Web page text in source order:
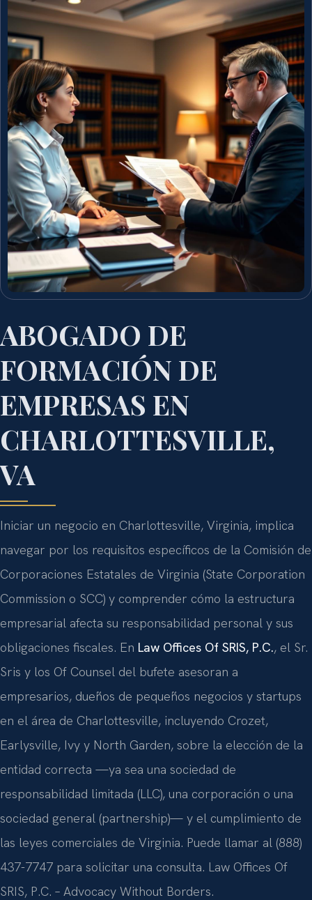
ABOGADO DE
FORMACIÓN DE
EMPRESAS EN
CHARLOTTESVILLE,
VA
Iniciar un negocio en Charlottesville, Virginia, implica
navegar por los requisitos específicos de la Comisión de
Corporaciones Estatales de Virginia (State Corporation
Commission o SCC) y comprender cómo la estructura
empresarial afecta su responsabilidad personal y sus
obligaciones fiscales. En Law Offices Of SRIS, P.C., el Sr.
Sris y los Of Counsel del bufete asesoran a
empresarios, dueños de pequeños negocios y startups
en el área de Charlottesville, incluyendo Crozet,
Earlysville, Ivy y North Garden, sobre la elección de la
entidad correcta —ya sea una sociedad de
responsabilidad limitada (LLC), una corporación o una
sociedad general (partnership)— y el cumplimiento de
las leyes comerciales de Virginia. Puede llamar al (888)
437-7747 para solicitar una consulta. Law Offices Of
SRIS, P.C. – Advocacy Without Borders.